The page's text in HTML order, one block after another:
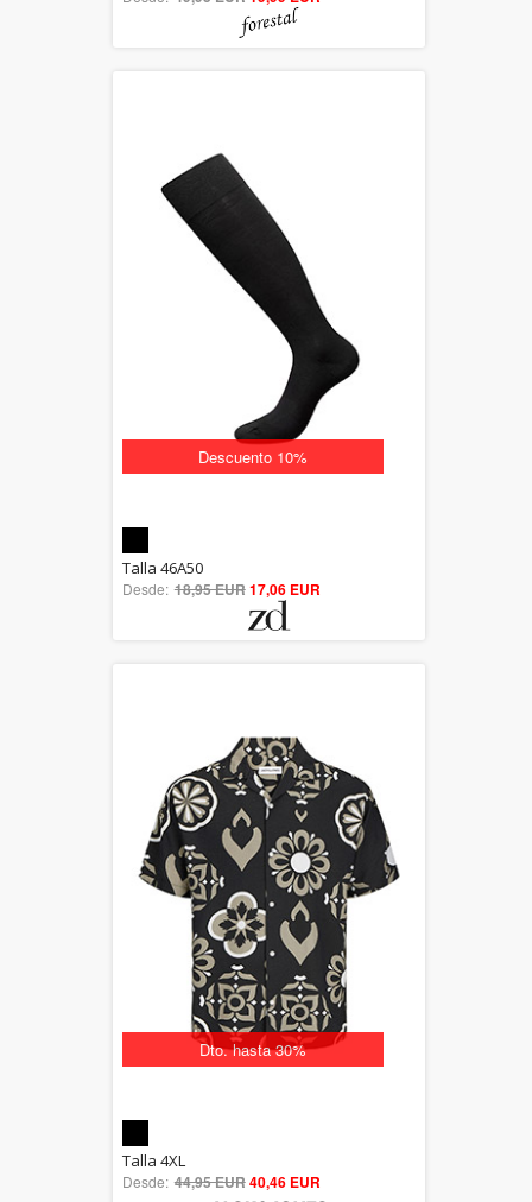
Descuento 10%
out of 5
Talla 46A50
Desde: 18,95 EUR17,06 EUR
Dto. hasta 30%
out of 5
Talla 4XL
Desde: 44,95 EUR40,46 EUR